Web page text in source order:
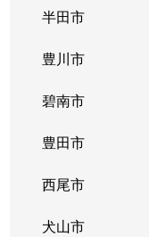
半田市
豊川市
碧南市
豊田市
西尾市
犬山市